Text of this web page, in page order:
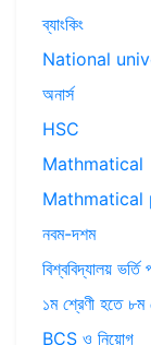
ব্যাংকিং
National
অনার্স
HSC
Mathmatical
Mathmatical
নবম-দশম
বিশ্ববিদ্যালয়
১ম শ্রেণী হতে ৮ম
BCS ও নিয়োগ